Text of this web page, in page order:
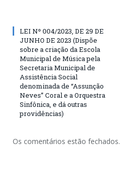
LEI Nº 004/2023, DE 29 DE
JUNHO DE 2023 (Dispõe
sobre a criação da Escola
Municipal de Música pela
Secretaria Municipal de
Assistência Social
denominada de “Assunção
Neves” Coral e a Orquestra
Sinfônica, e dá outras
providências)
Os comentários estão fechados.